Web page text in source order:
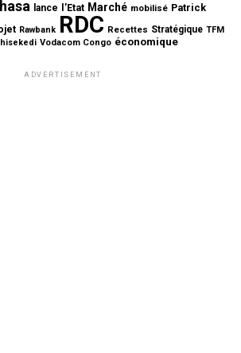
lance l’Etat Marché mobilisé Patrick
Rawbank RDC Recettes Stratégique TFM
Vodacom Congo économique
ADVERTISEMENT